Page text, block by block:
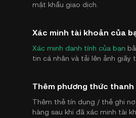
mật khẩu giao dịch.
Xác minh tài khoản của
Xác minh danh tính của bạn
tin cá nhân và tải lên ảnh giấy
Thêm phương thức
Thêm thẻ tín dụng / thẻ ghi
hàng sau khi đã xác minh tài